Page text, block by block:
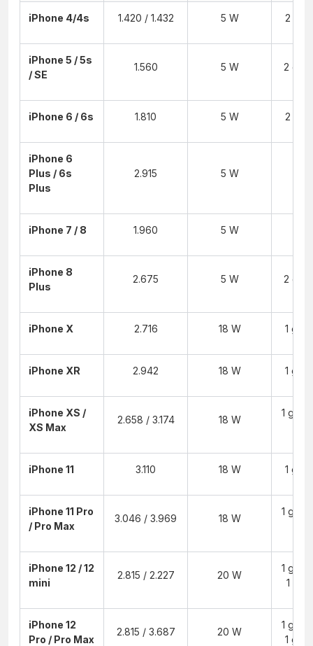
iPhone 4/4s 1.420 / 1.432 5 W 2 giờ
iPhone 5 / 5s
/ SE
1.560 5 W 2 giờ
iPhone 6 / 6s 1.810 5 W 2 giờ
iPhone 6
Plus / 6s
Plus
2.915 5 W
iPhone 7 / 8 1.960 5 W
iPhone 8
Plus
2.675 5 W 2 giờ
iPhone X 2.716 18 W 1 giờ
iPhone XR 2.942 18 W 1 giờ
iPhone XS /
XS Max
2.658 / 3.174 18 W
1 giờ
iPhone 11 3.110 18 W 1 giờ
iPhone 11 Pro
/ Pro Max
3.046 / 3.969 18 W
1 giờ
iPhone 12 / 12
mini
2.815 / 2.227 20 W
1 giờ
1 giờ
iPhone 12
Pro / Pro Max
2.815 / 3.687 20 W
1 giờ
1 giờ